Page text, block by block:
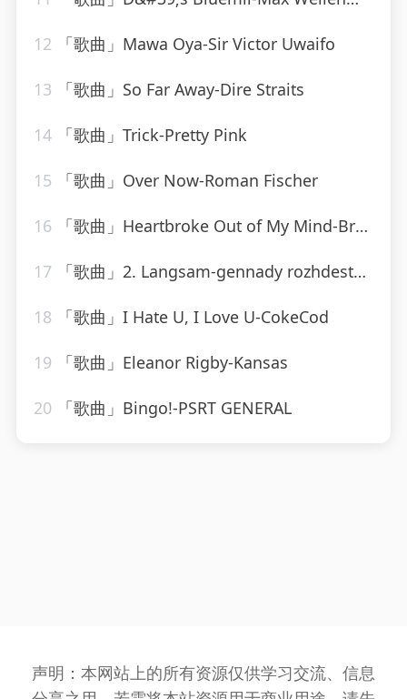
12 「歌曲」Mawa Oya-Sir Victor Uwaifo
13 「歌曲」So Far Away-Dire Straits
14 「歌曲」Trick-Pretty Pink
15 「歌曲」Over Now-Roman Fischer
16 「歌曲」Heartbroke Out of My Mind-Brooks & Dunn
17 「歌曲」2. Langsam-gennady rozhdestvensky、jean martinon、Paris Conservatoire Orchestra
18 「歌曲」I Hate U, I Love U-CokeCod
19 「歌曲」Eleanor Rigby-Kansas
20 「歌曲」Bingo!-PSRT GENERAL
声明：本网站上的所有资源仅供学习交流、信息